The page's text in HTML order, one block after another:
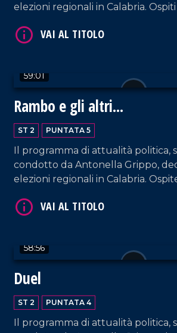
elezioni regionali in Calabria.
Giuseppe Aieta (Pd).
59:01
Rambo e gli altri...
ST 2 PUNTATA 5
Il programma di attualità politica,
condotto da Antonella Grippo,
elezioni regionali in Calabria.
per la lista Oliverio presidente per
58:56
Duel
ST 2 PUNTATA 4
Il programma di attualità politica,
VAI AL TITOLO
VAI AL TITOLO